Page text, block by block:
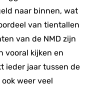
naar binnen, wat
van tientallen
van de NMD zijn
vooral kijken en
ieder jaar tussen de
weer veel